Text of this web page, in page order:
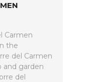
Carmen
the
del Carmen
and garden
del